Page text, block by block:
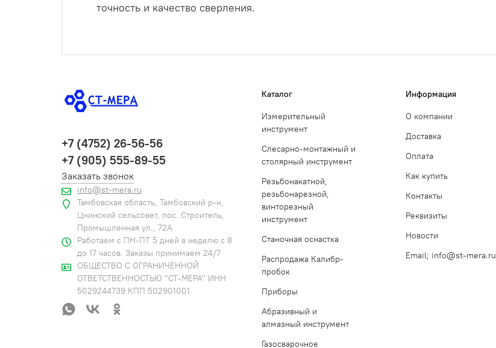
точность и качество сверления.
Каталог
Измерительный
инструмент
Слесарно-монтажный и
столярный инструмент
Резьбонакатной,
резьбонарезной,
винторезный
инструмент
Станочная оснастка
Распродажа Калибр-
пробок
Приборы
Абразивный и
алмазный инструмент
Газосварочное
Информация
О компании
Доставка
Оплата
Как купить
Контакты
Реквизиты
Новости
Email; info@st-mera.ru
+7 (4752) 26-56-56
+7 (905) 555-89-55
Заказать звонок
info@st-mera.ru
Тамбовская область, Тамбовский р-н,
Цнинский сельсовет, пос. Строитель,
Промышленная ул., 72А
Работаем с ПН-ПТ 5 дней в неделю с 8
до 17 часов. Заказы принимаем 24/7
ОБЩЕСТВО С ОГРАНИЧЕННОЙ
ОТВЕТСТВЕННОСТЬЮ "СТ-МЕРА" ИНН
5029244739 КПП 502901001